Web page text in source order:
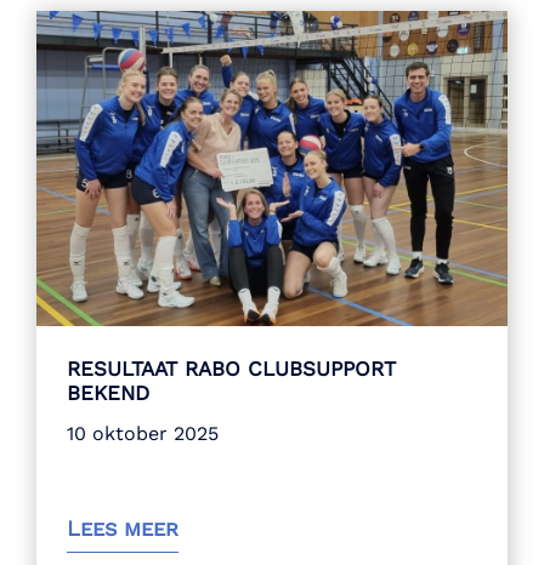
RESULTAAT RABO CLUBSUPPORT
BEKEND
10 oktober 2025
Lees meer